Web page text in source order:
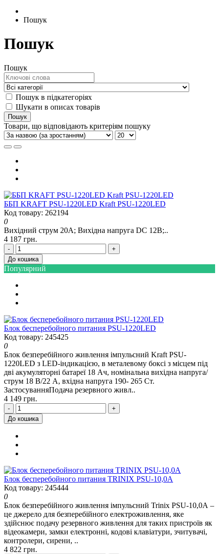
Пошук
Пошук
Пошук
Пошук в підкатегоріях
Шукати в описах товарів
Товари, що відповідають критеріям пошуку
ББП KRAFT PSU-1220LED Kraft PSU-1220LED
Код товару: 262194
0
Вихідний струм 20A; Вихідна напруга DC 12В;..
4 187 грн.
-
+
До кошика
Популярний
Блок бесперебойного питания PSU-1220LED
Код товару: 245425
0
Блок безперебійного живлення імпульсний Kraft PSU-
1220LED з LED-індикацією, в металевому боксі з місцем під
дві акумуляторні батареї 18 Ач, номінальна вихідна напруга/
струм 18 В/22 А, вхідна напруга 190- 265 Ст.
ЗастосуванняПодача резервного живл..
4 149 грн.
-
+
До кошика
Блок бесперебойного питания TRINIX PSU-10,0A
Код товару: 245444
0
Блок безперебійного живлення імпульсний Trinix PSU-10,0А –
це джерело для безперебійного електроживлення, яке
здійснює подачу резервного живлення для таких пристроїв як
відеокамери, замки електронні, кодові клавіатури, зчитувачі,
контролери, сирени, ..
4 822 грн.